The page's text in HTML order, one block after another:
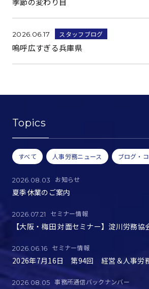
Topics
すべて 人事労務ニュース ブログ・
2026.08.03 お知らせ
夏季休業のご案内
2026.07.21 セミナー情報
【大阪・梅田 対面セミナー】淀川労務
2026.06.16 セミナー情報
2026年7月16日 第94回 経営＆人事労
2026.08.05 事務所通信バックナンバー
2026.06.17 スタッフブログ
嗚呼広すぎる兵庫県